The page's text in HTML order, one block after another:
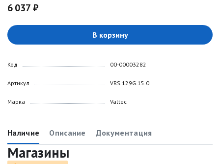
6 037 ₽
В корзину
Код
Артикул
Марка
00-00003282
VRS.129G.15.0
Valtec
Наличие Описание Документация
Магазины